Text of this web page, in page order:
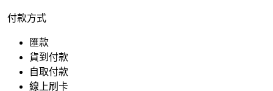
付款方式
匯款
貨到付款
自取付款
線上刷卡